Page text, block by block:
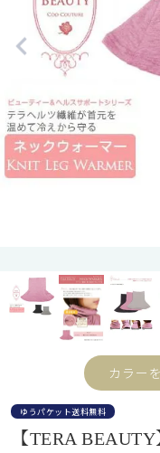
カラー
ゆうパケット送料無料
【TERA